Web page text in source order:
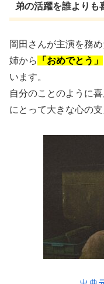
弟の活躍を誰よりも
岡田さんが主演を務
姉から
「おめでとう」
います。
自分のことのように
にとって大きな心の